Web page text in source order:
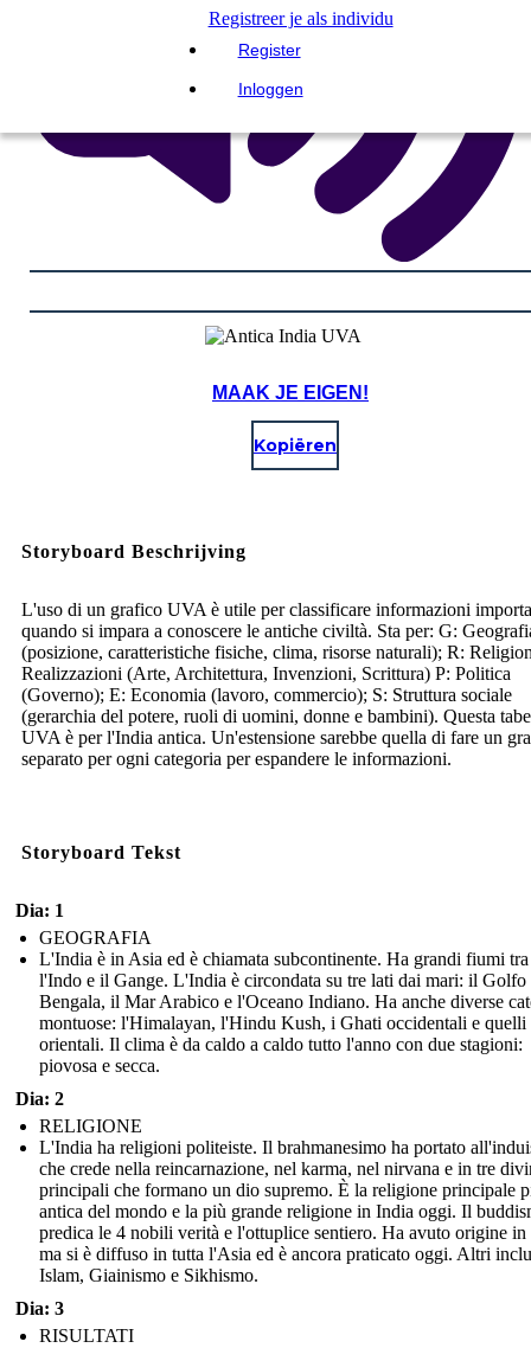
Registreer je als individu
Register
Inloggen
MAAK JE EIGEN!
Kopiëren
Storyboard Beschrijving
L'uso di un grafico UVA è utile per classificare informazioni
quando si impara a conoscere le antiche civiltà. Sta per: G:
(posizione, caratteristiche fisiche, clima, risorse naturali); R:
Realizzazioni (Arte, Architettura, Invenzioni, Scrittura) P: Politica
(Governo); E: Economia (lavoro, commercio); S: Struttura sociale
(gerarchia del potere, ruoli di uomini, donne e bambini). Questa
UVA è per l'India antica. Un'estensione sarebbe quella di fare un
separato per ogni categoria per espandere le informazioni.
Storyboard Tekst
Dia: 1
GEOGRAFIA
L'India è in Asia ed è chiamata subcontinente. Ha grandi fiumi
l'Indo e il Gange. L'India è circondata su tre lati dai mari: il Golfo
Bengala, il Mar Arabico e l'Oceano Indiano. Ha anche diverse
montuose: l'Himalayan, l'Hindu Kush, i Ghati occidentali e quelli
orientali. Il clima è da caldo a caldo tutto l'anno con due stagioni:
piovosa e secca.
Dia: 2
RELIGIONE
L'India ha religioni politeiste. Il brahmanesimo ha portato
che crede nella reincarnazione, nel karma, nel nirvana e in tre
principali che formano un dio supremo. È la religione principale
antica del mondo e la più grande religione in India oggi. Il
predica le 4 nobili verità e l'ottuplice sentiero. Ha avuto origine in
ma si è diffuso in tutta l'Asia ed è ancora praticato oggi. Altri
Islam, Giainismo e Sikhismo.
Dia: 3
RISULTATI